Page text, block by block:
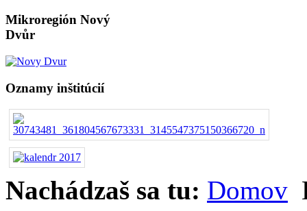
Mikroregión Nový
Dvůr
Oznamy inštitúcií
Nachádzaš sa tu: Domov